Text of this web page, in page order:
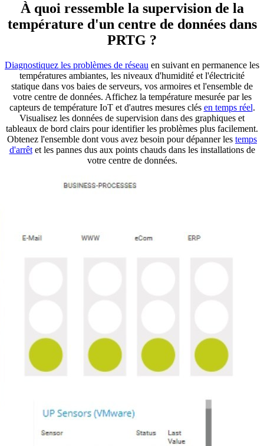
À quoi ressemble la supervision de la
température d'un centre de données dans
PRTG ?
Diagnostiquez les problèmes de réseau en suivant en permanence les
températures ambiantes, les niveaux d'humidité et l'électricité
statique dans vos baies de serveurs, vos armoires et l'ensemble de
votre centre de données. Affichez la température mesurée par les
capteurs de température IoT et d'autres mesures clés en temps réel.
Visualisez les données de supervision dans des graphiques et
tableaux de bord clairs pour identifier les problèmes plus facilement.
Obtenez l'ensemble dont vous avez besoin pour dépanner les temps
d'arrêtet les pannes dus aux points chauds dans les installations de
votre centre de données.